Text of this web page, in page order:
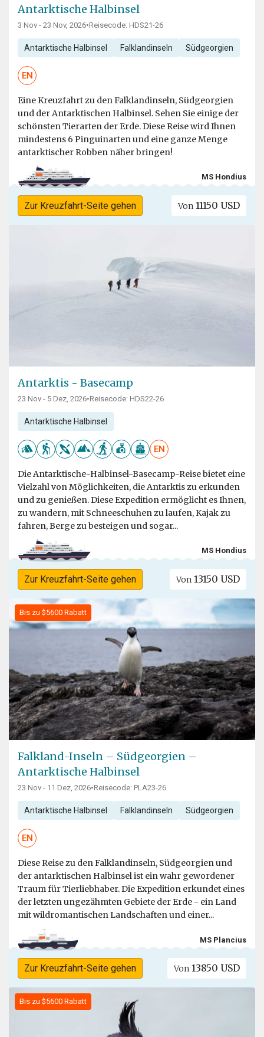
Antarktische Halbinsel
3 Nov - 23 Nov, 2026•Reisecode: HDS21-26
Antarktische Halbinsel Falklandinseln Südgeorgien
EN
Eine Kreuzfahrt zu den Falklandinseln, Südgeorgien
und der Antarktischen Halbinsel. Sehen Sie einige der
schönsten Tierarten der Erde. Diese Reise wird Ihnen
mindestens 6 Pinguinarten und eine ganze Menge
antarktischer Robben näher bringen!
MS Hondius
Zur Kreuzfahrt-Seite gehen Von 11150 USD
Antarktis - Basecamp
23 Nov - 5 Dez, 2026•Reisecode: HDS22-26
Antarktische Halbinsel
EN
Die Antarktische-Halbinsel-Basecamp-Reise bietet eine
Vielzahl von Möglichkeiten, die Antarktis zu erkunden
und zu genießen. Diese Expedition ermöglicht es Ihnen,
zu wandern, mit Schneeschuhen zu laufen, Kajak zu
fahren, Berge zu besteigen und sogar...
MS Hondius
Zur Kreuzfahrt-Seite gehen Von 13150 USD
Bis zu $5600 Rabatt
Falkland-Inseln – Südgeorgien –
Antarktische Halbinsel
23 Nov - 11 Dez, 2026•Reisecode: PLA23-26
Antarktische Halbinsel Falklandinseln Südgeorgien
EN
Diese Reise zu den Falklandinseln, Südgeorgien und
der antarktischen Halbinsel ist ein wahr gewordener
Traum für Tierliebhaber. Die Expedition erkundet eines
der letzten ungezähmten Gebiete der Erde - ein Land
mit wildromantischen Landschaften und einer...
MS Plancius
Zur Kreuzfahrt-Seite gehen Von 13850 USD
Bis zu $5600 Rabatt